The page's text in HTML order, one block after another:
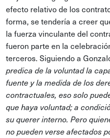
efecto relativo de los
forma, se tendería a creer
la fuerza vinculante del
fueron parte en la
terceros. Siguiendo a
predica de la voluntad la
fuente y la medida de los
contractuales, eso solo
que haya voluntad; a
su querer interno. Pero
no pueden verse afectados